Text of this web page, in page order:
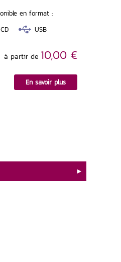
en format :
CD
USB
à partir de 10,00 €
En savoir plus